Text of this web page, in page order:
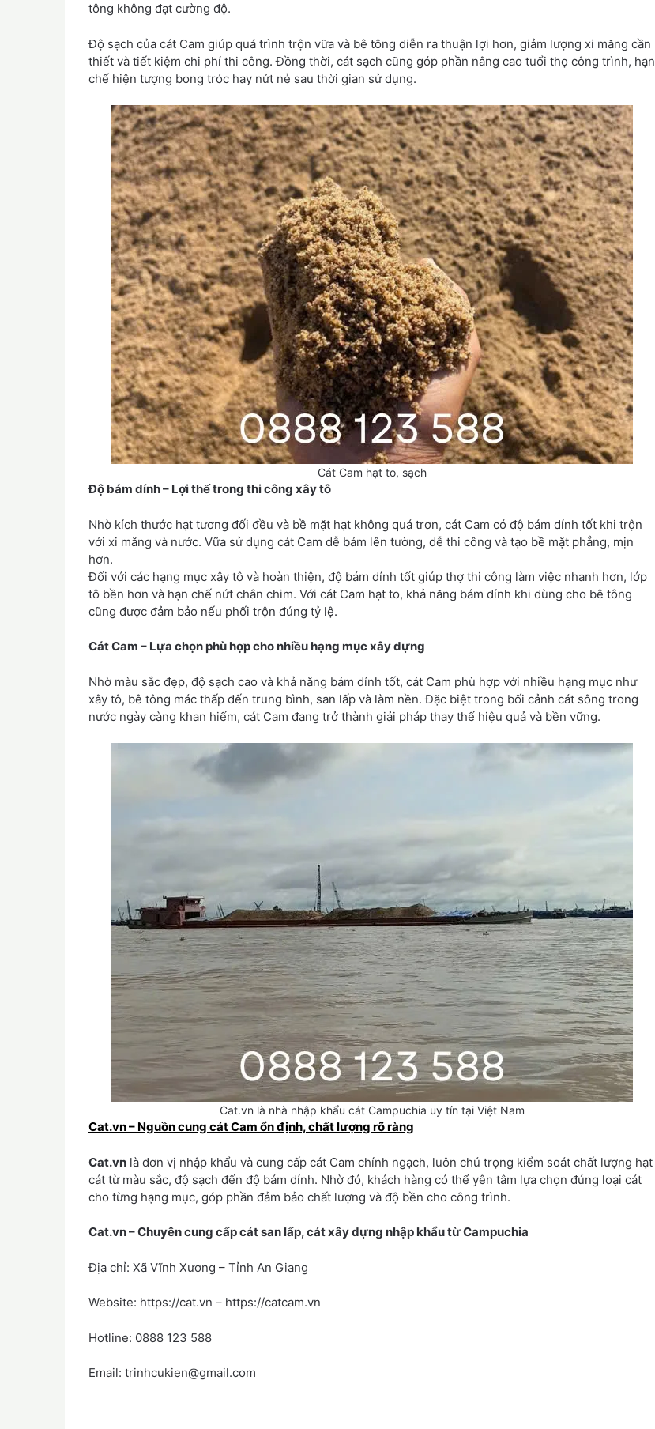
tông không đạt cường độ.
Độ sạch của cát Cam giúp quá trình trộn vữa và bê tông diễn ra thuận lợi hơn, giảm lượng xi măng cần
thiết và tiết kiệm chi phí thi công. Đồng thời, cát sạch cũng góp phần nâng cao tuổi thọ công trình, hạn
chế hiện tượng bong tróc hay nứt nẻ sau thời gian sử dụng.
Cát Cam hạt to, sạch
Độ bám dính – Lợi thế trong thi công xây tô
Nhờ kích thước hạt tương đối đều và bề mặt hạt không quá trơn, cát Cam có độ bám dính tốt khi trộn
với xi măng và nước. Vữa sử dụng cát Cam dễ bám lên tường, dễ thi công và tạo bề mặt phẳng, mịn
hơn.
Đối với các hạng mục xây tô và hoàn thiện, độ bám dính tốt giúp thợ thi công làm việc nhanh hơn, lớp
tô bền hơn và hạn chế nứt chân chim. Với cát Cam hạt to, khả năng bám dính khi dùng cho bê tông
cũng được đảm bảo nếu phối trộn đúng tỷ lệ.
Cát Cam – Lựa chọn phù hợp cho nhiều hạng mục xây dựng
Nhờ màu sắc đẹp, độ sạch cao và khả năng bám dính tốt, cát Cam phù hợp với nhiều hạng mục như
xây tô, bê tông mác thấp đến trung bình, san lấp và làm nền. Đặc biệt trong bối cảnh cát sông trong
nước ngày càng khan hiếm, cát Cam đang trở thành giải pháp thay thế hiệu quả và bền vững.
Cat.vn là nhà nhập khẩu cát Campuchia uy tín tại Việt Nam
Cat.vn – Nguồn cung cát Cam ổn định, chất lượng rõ ràng
Cat.vn là đơn vị nhập khẩu và cung cấp cát Cam chính ngạch, luôn chú trọng kiểm soát chất lượng hạt
cát từ màu sắc, độ sạch đến độ bám dính. Nhờ đó, khách hàng có thể yên tâm lựa chọn đúng loại cát
cho từng hạng mục, góp phần đảm bảo chất lượng và độ bền cho công trình.
Cat.vn – Chuyên cung cấp cát san lấp, cát xây dựng nhập khẩu từ Campuchia
Địa chỉ: Xã Vĩnh Xương – Tỉnh An Giang
Website: https://cat.vn – https://catcam.vn
Hotline: 0888 123 588
Email: trinhcukien@gmail.com